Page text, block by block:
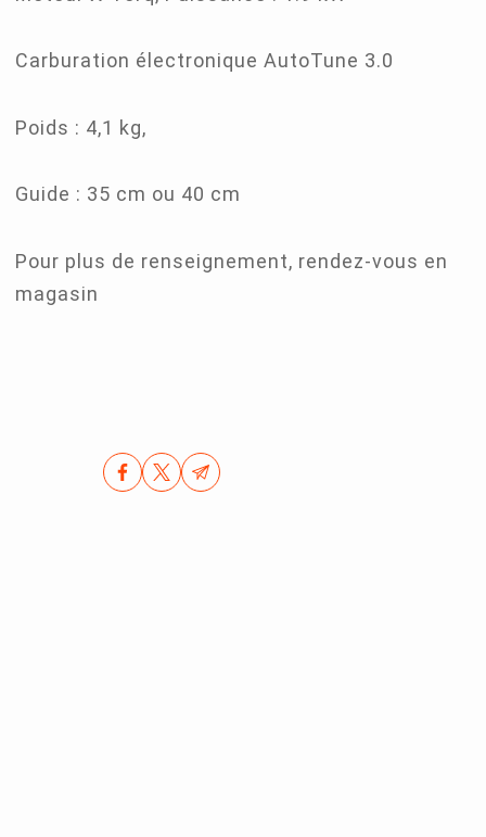
Carburation électronique AutoTune 3.0
Poids : 4,1 kg,
Guide : 35 cm ou 40 cm
Pour plus de renseignement, rendez-vous en
magasin